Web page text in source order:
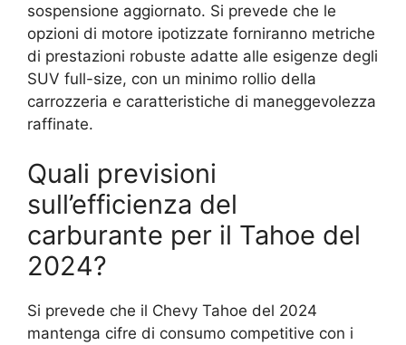
sospensione aggiornato. Si prevede che le
opzioni di motore ipotizzate forniranno metriche
di prestazioni robuste adatte alle esigenze degli
SUV full-size, con un minimo rollio della
carrozzeria e caratteristiche di maneggevolezza
raffinate.
Quali previsioni
sull’efficienza del
carburante per il Tahoe del
2024?
Si prevede che il Chevy Tahoe del 2024
mantenga cifre di consumo competitive con i